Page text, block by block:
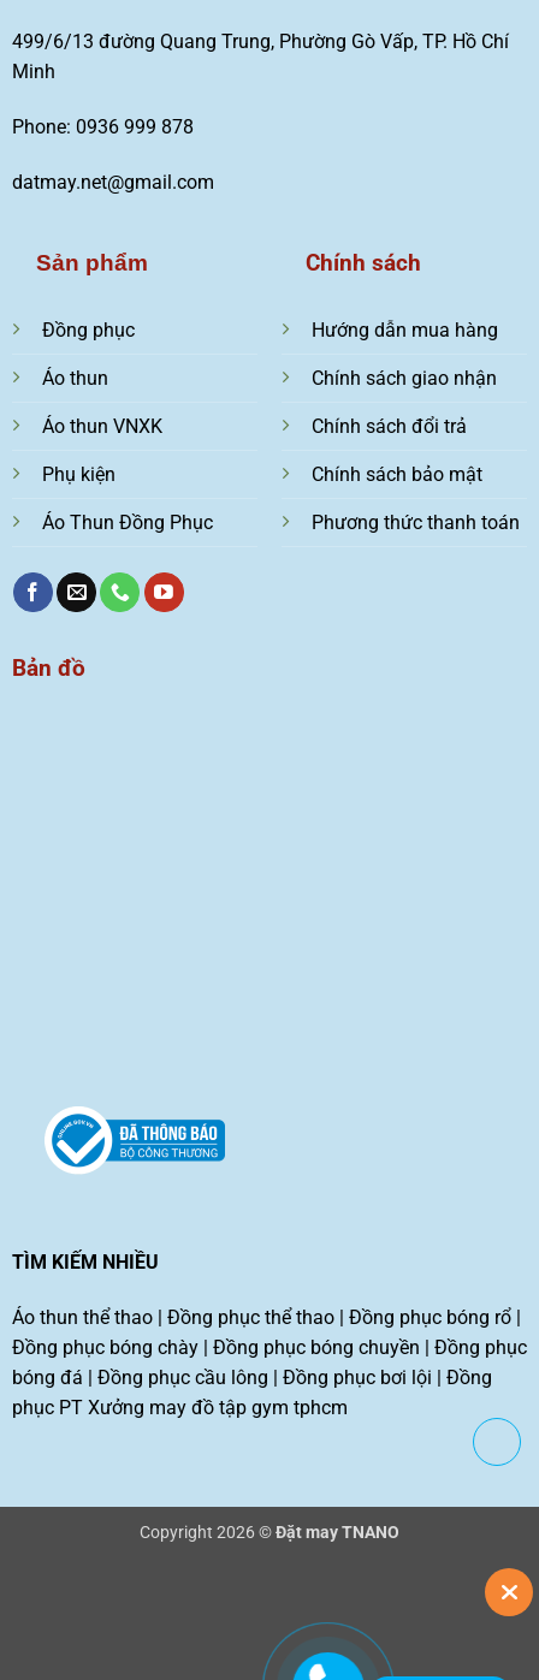
499/6/13 đường Quang Trung, Phường Gò Vấp, TP. Hồ Chí
Minh
Phone: 0936 999 878
datmay.net@gmail.com
Sản phẩm
Đồng phục
Áo thun
Áo thun VNXK
Phụ kiện
Áo Thun Đồng Phục
Chính sách
Hướng dẫn mua hàng
Chính sách giao nhận
Chính sách đổi trả
Chính sách bảo mật
Phương thức thanh toán
Bản đồ
TÌM KIẾM NHIỀU
Áo thun thể thao| Đồng phục thể thao| Đồng phục bóng rổ|
Đồng phục bóng chày| Đồng phục bóng chuyền | Đồng phục
bóng đá | Đồng phục cầu lông | Đồng phục bơi lội | Đồng
phục PT Xưởng may đồ tập gym tphcm
Copyright 2026 ©Đặt may TNANO